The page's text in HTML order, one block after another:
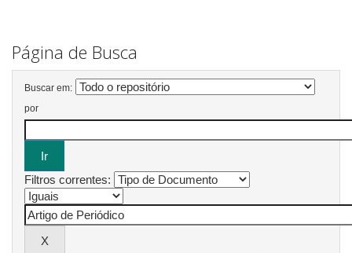
Página de Busca
Buscar em:
por
Filtros correntes: